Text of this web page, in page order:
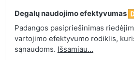
Degalų naudojimo efektyvumas
Padangos pasipriešinimas
vartojimo efektyvumo rodiklis,
sąnaudoms. Išsamiau...